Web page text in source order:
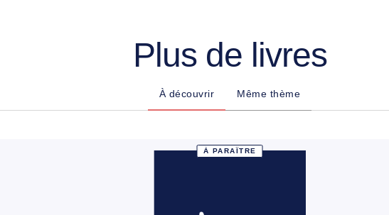
Plus de livres
À découvrir Même thème
À PARAÎTRE